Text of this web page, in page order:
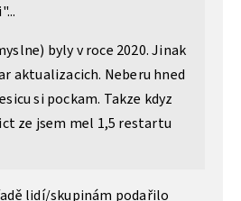
byly v roce 2020. Jinak
aktualizacich. Neberu hned
si pockam. Takze kdyz
ze jsem mel 1,5 restartu
lidí/skupinám podařilo